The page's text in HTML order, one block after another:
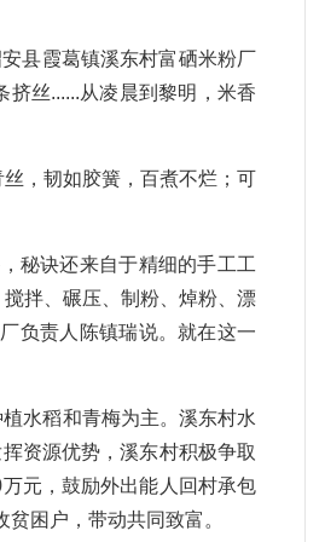
县霞葛镇溪东村富硒米粉厂
丝......从凌晨到黎明，米香
，韧如胶簧，百煮不烂；可
秘诀还来自于精细的手工工
拌、碾压、制粉、焯粉、漂
负责人陈镇瑞说。就在这一
水稻和青梅为主。溪东村水
资源优势，溪东村积极争取
元，鼓励外出能人回村承包
贫困户，带动共同致富。